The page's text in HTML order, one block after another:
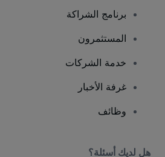
برنامج الشراكة
المستثمرون
خدمة الشركات
غرفة الأخبار
وظائف
هل لديك أسئلة؟